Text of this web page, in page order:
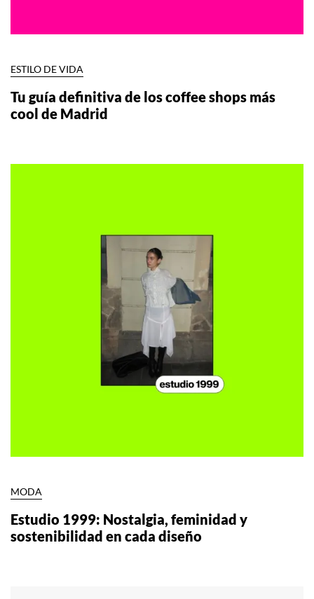
ESTILO DE VIDA
Tu guía definitiva de los coffee shops más
cool de Madrid
MODA
Estudio 1999: Nostalgia, feminidad y
sostenibilidad en cada diseño